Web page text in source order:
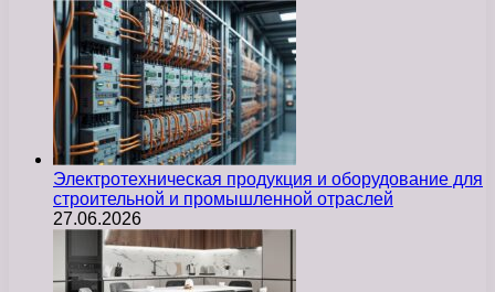
Электротехническая продукция и оборудование для
строительной и промышленной отраслей
27.06.2026